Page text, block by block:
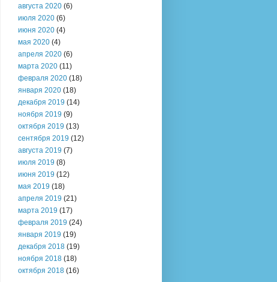
августа 2020 (6)
июля 2020 (6)
июня 2020 (4)
мая 2020 (4)
апреля 2020 (6)
марта 2020 (11)
февраля 2020 (18)
января 2020 (18)
декабря 2019 (14)
ноября 2019 (9)
октября 2019 (13)
сентября 2019 (12)
августа 2019 (7)
июля 2019 (8)
июня 2019 (12)
мая 2019 (18)
апреля 2019 (21)
марта 2019 (17)
февраля 2019 (24)
января 2019 (19)
декабря 2018 (19)
ноября 2018 (18)
октября 2018 (16)